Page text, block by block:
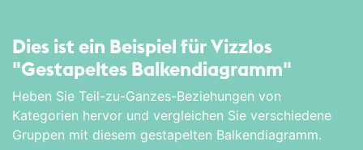
Dies ist ein Beispiel für Vizzlos
"Gestapeltes Balken­diagramm"
Heben Sie Teil-zu-Ganzes-Beziehungen von
Kategorien hervor und vergleichen Sie verschiedene
Gruppen mit diesem gestapelten Balkendiagramm.